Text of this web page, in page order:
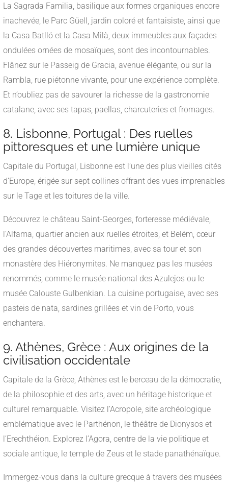
La Sagrada Familia, basilique aux formes organiques encore
inachevée, le Parc Güell, jardin coloré et fantaisiste, ainsi que
la Casa Batlló et la Casa Milà, deux immeubles aux façades
ondulées ornées de mosaïques, sont des incontournables.
Flânez sur le Passeig de Gracia, avenue élégante, ou sur la
Rambla, rue piétonne vivante, pour une expérience complète.
Et n’oubliez pas de savourer la richesse de la gastronomie
catalane, avec ses tapas, paellas, charcuteries et fromages.
8. Lisbonne, Portugal : Des ruelles
pittoresques et une lumière unique
Capitale du Portugal, Lisbonne est l’une des plus vieilles cités
d’Europe, érigée sur sept collines offrant des vues imprenables
sur le Tage et les toitures de la ville.
Découvrez le château Saint-Georges, forteresse médiévale,
l’Alfama, quartier ancien aux ruelles étroites, et Belém, cœur
des grandes découvertes maritimes, avec sa tour et son
monastère des Hiéronymites. Ne manquez pas les musées
renommés, comme le musée national des Azulejos ou le
musée Calouste Gulbenkian. La cuisine portugaise, avec ses
pasteis de nata, sardines grillées et vin de Porto, vous
enchantera.
9. Athènes, Grèce : Aux origines de la
civilisation occidentale
Capitale de la Grèce, Athènes est le berceau de la démocratie,
de la philosophie et des arts, avec un héritage historique et
culturel remarquable. Visitez l’Acropole, site archéologique
emblématique avec le Parthénon, le théâtre de Dionysos et
l’Erechthéion. Explorez l’Agora, centre de la vie politique et
sociale antique, le temple de Zeus et le stade panathénaïque.
Immergez-vous dans la culture grecque à travers des musées